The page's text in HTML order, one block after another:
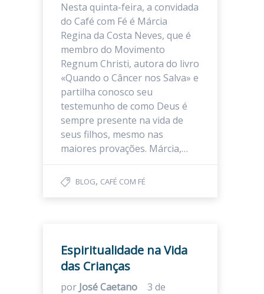
Nesta quinta-feira, a convidada
do Café com Fé é Márcia
Regina da Costa Neves, que é
membro do Movimento
Regnum Christi, autora do livro
«Quando o Câncer nos Salva» e
partilha conosco seu
testemunho de como Deus é
sempre presente na vida de
seus filhos, mesmo nas
maiores provações. Márcia,…
BLOG, CAFÉ COM FÉ
Espiritualidade na Vida
das Crianças
por José Caetano
3 de